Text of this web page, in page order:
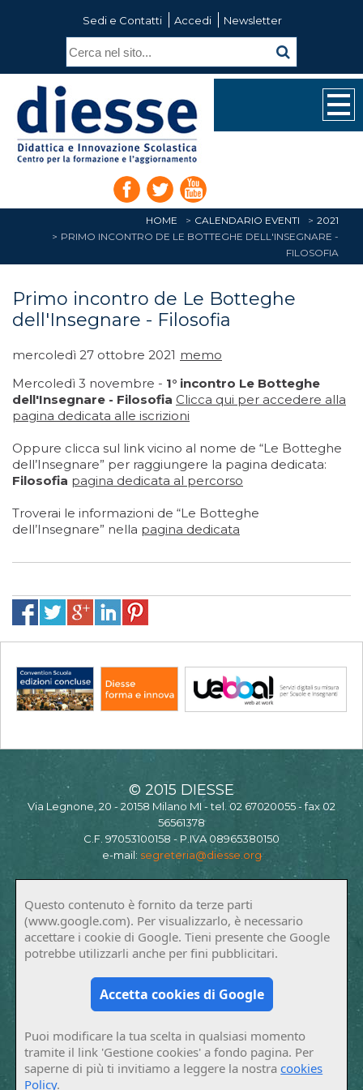
Sedi e Contatti Accedi Newsletter
HOME CALENDARIO EVENTI
2021
PRIMO INCONTRO DE LE BOTTEGHE DELL'INSEGNARE -
FILOSOFIA
Primo incontro de Le Botteghe
dell'Insegnare - Filosofia
mercoledì 27 ottobre 2021 memo
Mercoledì 3 novembre - 1° incontro Le Botteghe
dell'Insegnare - Filosofia Clicca qui per accedere alla
pagina dedicata alle iscrizioni
Oppure clicca sul link vicino al nome de “Le Botteghe
dell’Insegnare” per raggiungere la pagina dedicata:
Filosofia pagina dedicata al percorso
Troverai le informazioni de “Le Botteghe
dell’Insegnare” nella pagina dedicata
© 2015 DIESSE
Via Legnone, 20 - 20158 Milano MI - tel. 02 67020055 - fax 02
56561378
C.F. 97053100158 - P.IVA 08965380150
e-mail: segreteria@diesse.org
Questo contenuto è fornito da terze parti
(www.google.com). Per visualizzarlo, è necessario
accettare i cookie di Google. Tieni presente che Google
potrebbe utilizzarli anche per fini pubblicitari.
Accetta cookies di Google
Puoi modificare la tua scelta in qualsiasi momento
tramite il link 'Gestione cookies' a fondo pagina. Per
saperne di più ti invitiamo a leggere la nostracookies
Policy.